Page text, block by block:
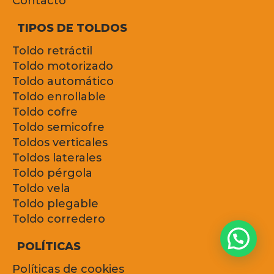
TIPOS DE TOLDOS
Toldo retráctil
Toldo motorizado
Toldo automático
Toldo enrollable
Toldo cofre
Toldo semicofre
Toldos verticales
Toldos laterales
Toldo pérgola
Toldo vela
Toldo plegable
Toldo corredero
POLÍTICAS
Políticas de cookies